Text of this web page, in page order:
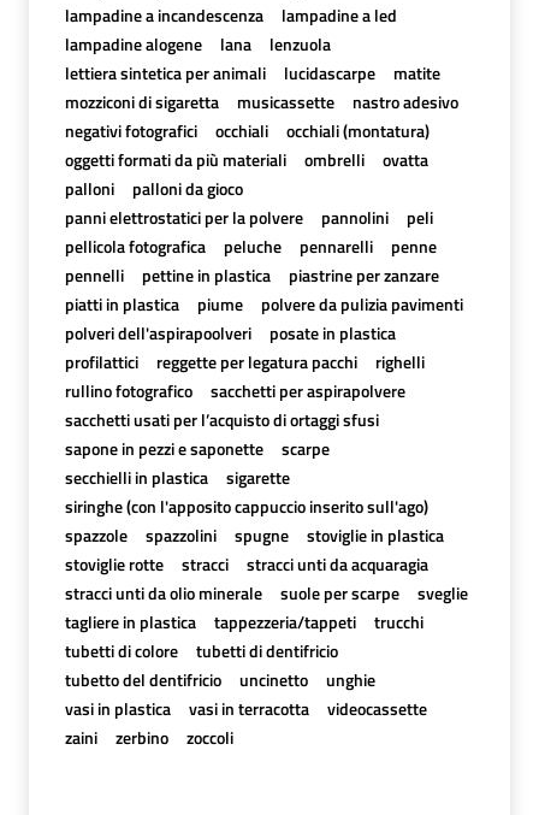
lampadine a incandescenza
lampadine a led
lampadine alogene
lana
lenzuola
lettiera sintetica per animali
lucidascarpe
matite
mozziconi di sigaretta
musicassette
nastro adesivo
negativi fotografici
occhiali
occhiali (montatura)
oggetti formati da più materiali
ombrelli
ovatta
palloni
palloni da gioco
panni elettrostatici per la polvere
pannolini
peli
pellicola fotografica
peluche pennarelli
penne
pennelli
pettine in plastica
piastrine per zanzare
piatti in plastica
piume
polvere da pulizia pavimenti
polveri dell'aspirapoolveri
posate in plastica
profilattici
reggette per legatura pacchi
righelli
rullino fotografico
sacchetti per aspirapolvere
sacchetti usati per l’acquisto di ortaggi sfusi
sapone in pezzi e saponette
scarpe
secchielli in plastica
sigarette
siringhe (con l'apposito cappuccio inserito sull'ago)
spazzole
spazzolini spugne
stoviglie in plastica
stoviglie rotte
stracci
stracci unti da acquaragia
stracci unti da olio minerale
suole per scarpe
sveglie
tagliere in plastica
tappezzeria/tappeti
trucchi
tubetti di colore
tubetti di dentifricio
tubetto del dentifricio
uncinetto
unghie
vasi in plastica
vasi in terracotta
videocassette
zaini
zerbino zoccoli